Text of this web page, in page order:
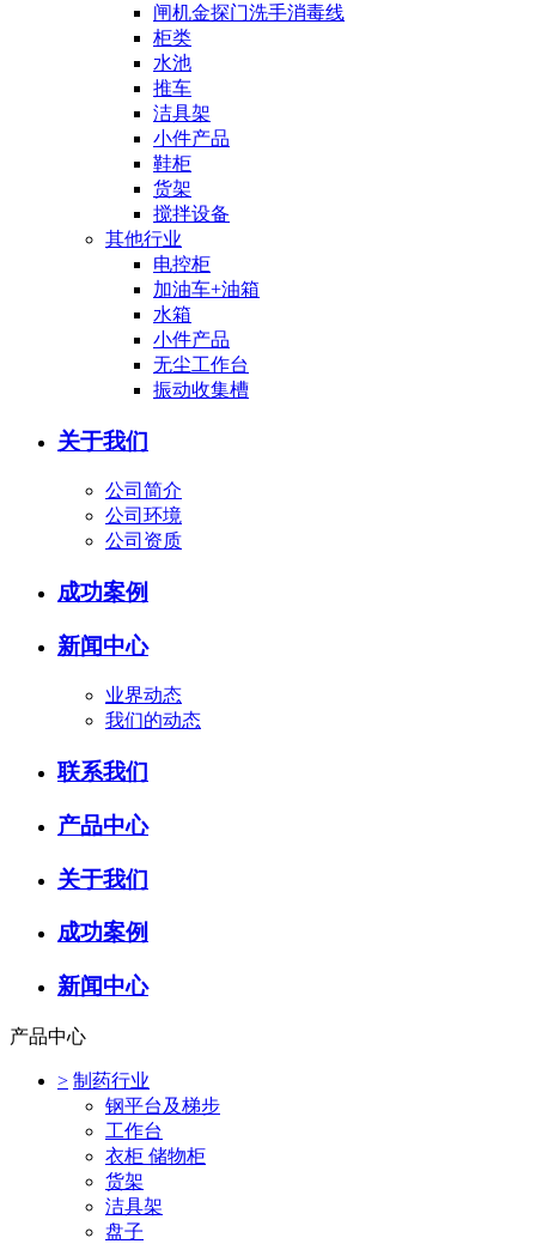
闸机金探门洗手消毒线
柜类
水池
推车
洁具架
小件产品
鞋柜
货架
搅拌设备
其他行业
电控柜
加油车+油箱
水箱
小件产品
无尘工作台
振动收集槽
关于我们
公司简介
公司环境
公司资质
成功案例
新闻中心
业界动态
我们的动态
联系我们
产品中心
关于我们
成功案例
新闻中心
产品中心
> 制药行业
钢平台及梯步
工作台
衣柜 储物柜
货架
洁具架
盘子